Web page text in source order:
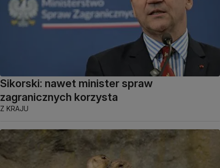
Sikorski: nawet minister spraw
zagranicznych korzysta
Z KRAJU